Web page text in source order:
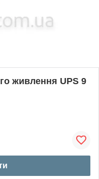
живлення UPS 9